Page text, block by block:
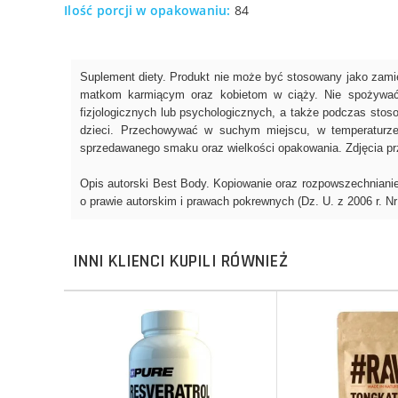
Ilość porcji w opakowaniu: 84
INNI KLIENCI KUPILI RÓWNIEŻ